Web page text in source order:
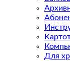
Для